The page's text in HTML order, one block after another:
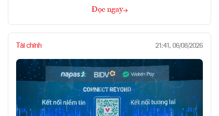
Đọc ngay
Tài chính 21:41, 06/08/2026